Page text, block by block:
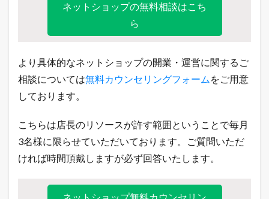
5.1
2
0
7
1
月
1
3
ネットショップの無料相談はこち
ら
より具体的なネットショップの開業・運営に関するご
相談については無料カウンセリングフォーム をご用意
しております。
こちらは店長のリソースが許す範囲ということで毎月
3名様に限らせていただいております。ご質問いただ
ければ時間頂戴しますが必ず回答いたします。